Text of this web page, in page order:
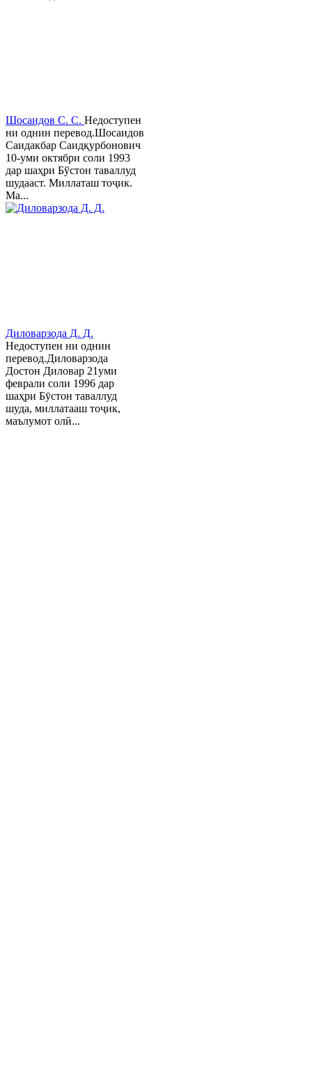
Шосаидов С. С. Недоступен
ни однин перевод.Шосаидов
Саидакбар Саидқурбонович
10-уми октябри соли 1993
дар шаҳри Бўстон таваллуд
шудааст. Миллаташ тоҷик.
Ма...
Диловарзода Д. Д.
Недоступен ни однин
перевод.Диловарзода
Достон Диловар 21уми
феврали соли 1996 дар
шаҳри Бӯстон таваллуд
шуда, миллатааш тоҷик,
маълумот олӣ...